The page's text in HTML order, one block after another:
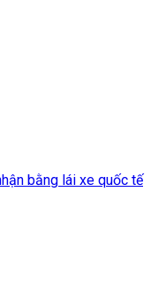
bằng lái xe quốc tế